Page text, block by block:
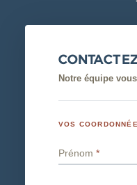
Notre équipe
VOS
Prénom *